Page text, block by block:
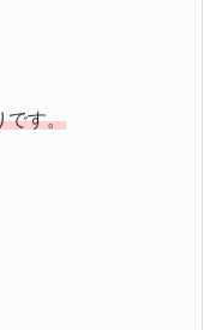
です。